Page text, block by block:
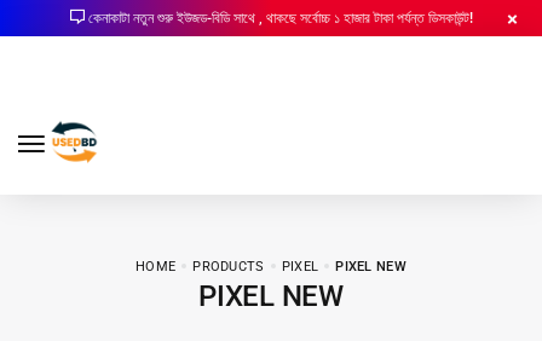
কেনাকাটা নতুন শুরু ইউজড-বিডি সাথে , থাকছে সর্বোচ্চ ১ হাজার টাকা পর্যন্ত ডিসকাউন্ট!
HOME PRODUCTS PIXEL PIXEL NEW
PIXEL NEW